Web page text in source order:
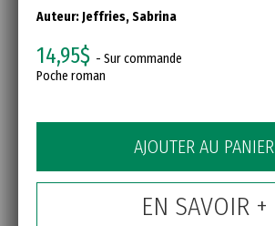
Auteur:Jeffries, Sabrina
14,95$ - Sur commande
Poche roman
AJOUTER AU PANIER
EN SAVOIR +